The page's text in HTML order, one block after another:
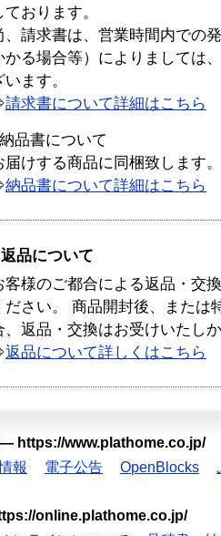
ております。
、請求書は、営業時間内での
かる場合等）によりましては
います。
請求書について詳細はこちら
品書について
届けする商品に同梱致します。
納品書について詳細はこちら
返品について
客様のご都合による返品・交
ださい。 商品開封後、または
、返品・交換はお受けいたし
返品について詳しくはこちら
— https://www.plathome.co.jp/
報 電子公告 OpenBlocks
online.plathome.co.jp/